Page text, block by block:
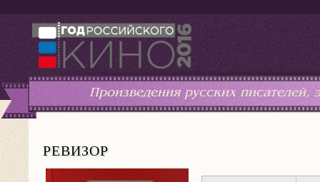
Произведения русских
РЕВИЗОР